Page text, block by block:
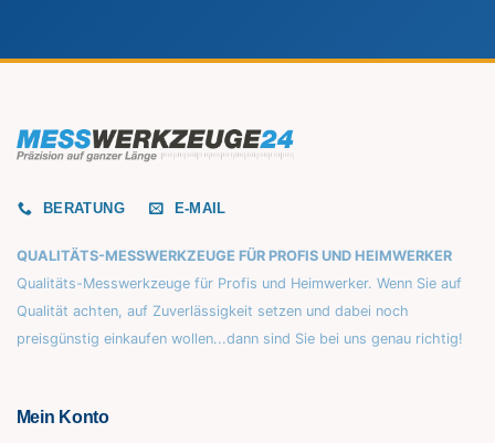
BERATUNG E-MAIL
QUALITÄTS-MESSWERKZEUGE FÜR PROFIS UND HEIMWERKER
Qualitäts-Messwerkzeuge für Profis und Heimwerker. Wenn Sie auf
Qualität achten, auf Zuverlässigkeit setzen und dabei noch
preisgünstig einkaufen wollen...dann sind Sie bei uns genau richtig!
Mein Konto